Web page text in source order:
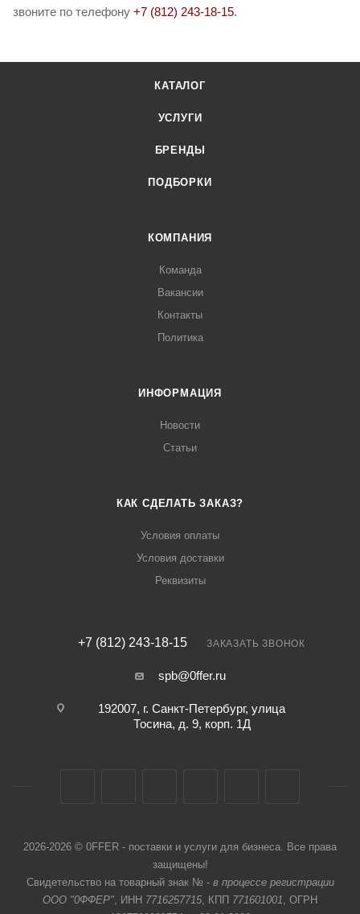
звоните по телефону +7 (812) 243-18-15.
КАТАЛОГ
УСЛУГИ
БРЕНДЫ
ПОДБОРКИ
КОМПАНИЯ
Команда
Вакансии
Контакты
Политика
ИНФОРМАЦИЯ
Новости
Статьи
КАК СДЕЛАТЬ ЗАКАЗ?
Условия оплаты
Условия доставки
Реквизиты
+7 (812) 243-18-15 ЗАКАЗАТЬ ЗВОНОК
spb@0ffer.ru
192007, г. Санкт-Петербург, улица
Тосина, д. 9, корп. 1Д
2026-2026 © 0FFER - поставки и услуги для бизнеса. Все права
защищены!
Свидетельство на товарный знак № - в процессе регистрации
ООО "0ФФЕР", ИНН 7716257715, КПП 771601001, ОГРН